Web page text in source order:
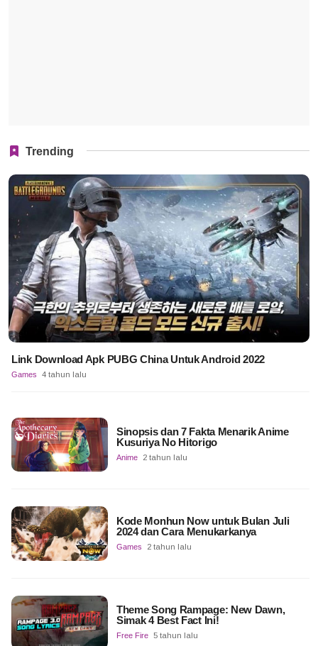
Trending
Link Download Apk PUBG China Untuk Android 2022
Games 4 tahun lalu
Sinopsis dan 7 Fakta Menarik Anime
Kusuriya No Hitorigo
Anime 2 tahun lalu
Kode Monhun Now untuk Bulan Juli
2024 dan Cara Menukarkanya
Games 2 tahun lalu
Theme Song Rampage: New Dawn,
Simak 4 Best Fact Ini!
Free Fire 5 tahun lalu